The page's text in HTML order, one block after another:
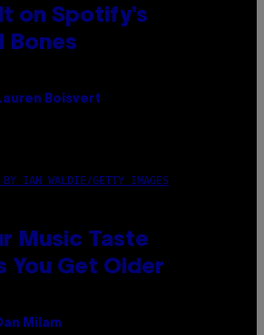
on Spotify’s
Bones
Boisvert
BY IAN WALDIE/GETTY IMAGES
Music Taste
You Get Older
Milam